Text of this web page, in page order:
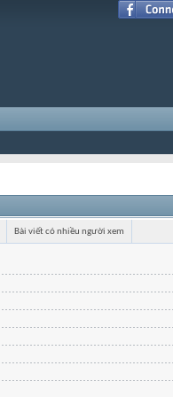
Bài viết có nhiều người xem